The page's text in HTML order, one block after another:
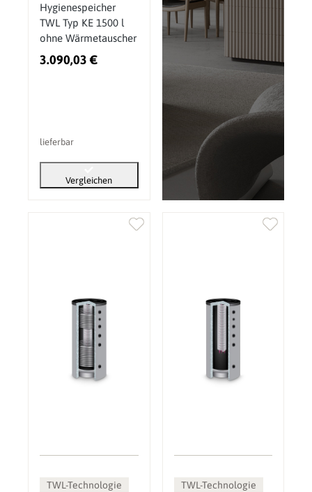
Hygienespeicher
TWL Typ KE 1500 l
ohne Wärmetauscher
3.090,03 €
lieferbar
Vergleichen
TWL-Technologie TWL-Technologie